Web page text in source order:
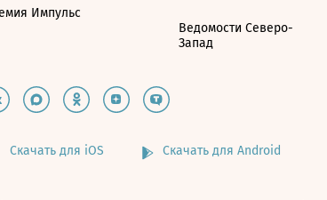
Импульс
Ведомости Северо-
Запад
Скачать для iOS Скачать для Android